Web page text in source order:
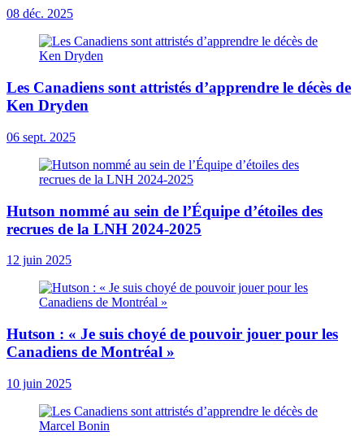
08 déc. 2025
Les Canadiens sont attristés d’apprendre le décès de
Ken Dryden
06 sept. 2025
Hutson nommé au sein de l’Équipe d’étoiles des
recrues de la LNH 2024-2025
12 juin 2025
Hutson : « Je suis choyé de pouvoir jouer pour les
Canadiens de Montréal »
10 juin 2025